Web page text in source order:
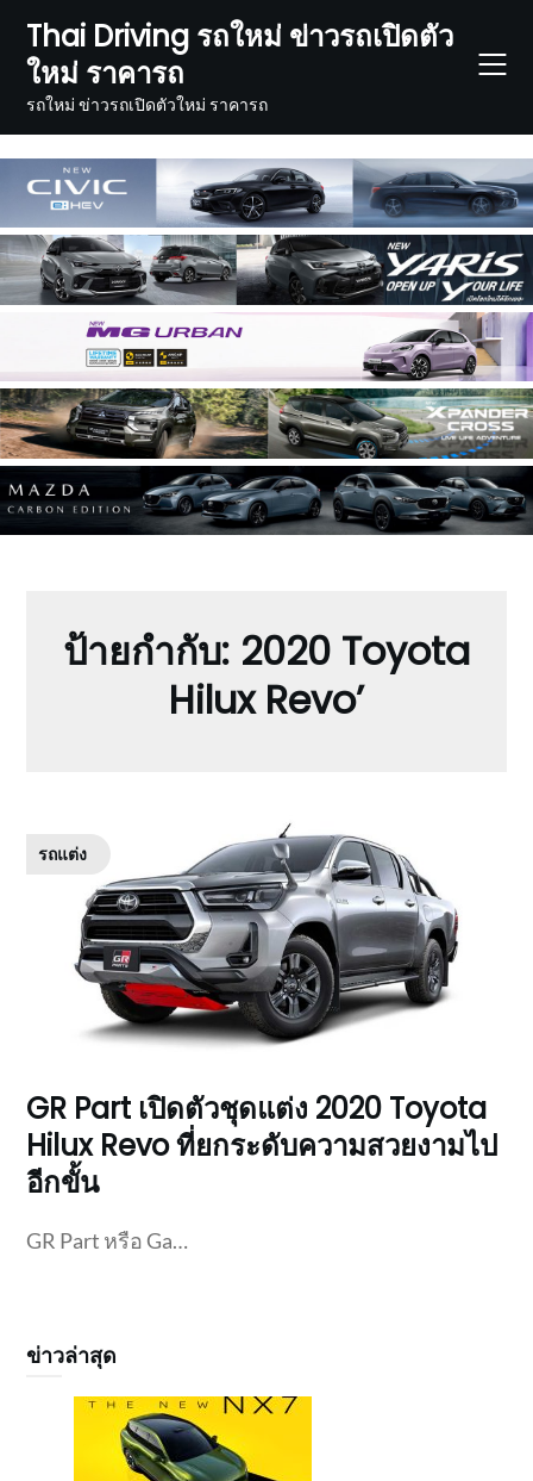
content
Thai Driving รถใหม่ ข่าวรถเปิดตัว
ใหม่ ราคารถ
รถใหม่ ข่าวรถเปิดตัวใหม่ ราคารถ
ป้ายกำกับ: 2020 Toyota
Hilux Revo’
รถแต่ง
GR Part เปิดตัวชุดแต่ง 2020 Toyota
Hilux Revo ที่ยกระดับความสวยงามไป
อีกขั้น
GR Part หรือ Ga…
ข่าวล่าสุด